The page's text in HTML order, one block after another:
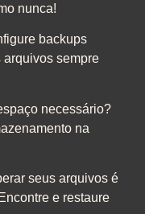
nunca!
backups
sempre
necessário?
na
seus arquivos é
e restaure